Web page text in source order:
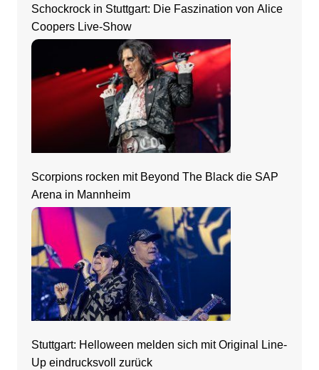
Schockrock in Stuttgart: Die Faszination von Alice
Coopers Live-Show
Scorpions rocken mit Beyond The Black die SAP
Arena in Mannheim
Stuttgart: Helloween melden sich mit Original Line-
Up eindrucksvoll zurück